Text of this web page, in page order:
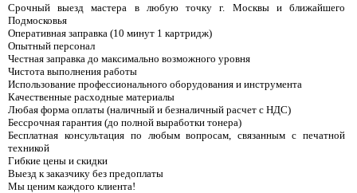
Срочный выезд мастера в любую точку г. Москвы и ближайшего
Подмосковья
Оперативная заправка (10 минут 1 картридж)
Опытный персонал
Честная заправка до максимально возможного уровня
Чистота выполнения работы
Использование профессионального оборудования и инструмента
Качественные расходные материалы
Любая форма оплаты (наличный и безналичный расчет с НДС)
Бессрочная гарантия (до полной выработки тонера)
Бесплатная консультация по любым вопросам, связанным с печатной
техникой
Гибкие цены и скидки
Выезд к заказчику без предоплаты
Мы ценим каждого клиента!